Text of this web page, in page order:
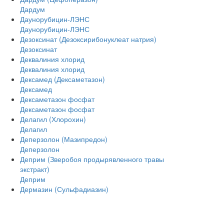
Дардум
Даунорубицин-ЛЭНС
Даунорубицин-ЛЭНС
Дезоксинат (Дезоксирибонуклеат натрия)
Дезоксинат
Деквалиния хлорид
Деквалиния хлорид
Дексамед (Дексаметазон)
Дексамед
Дексаметазон фосфат
Дексаметазон фосфат
Делагил (Хлорохин)
Делагил
Деперзолон (Мазипредон)
Деперзолон
Деприм (Зверобоя продырявленного травы
экстракт)
Деприм
Дермазин (Сульфадиазин)